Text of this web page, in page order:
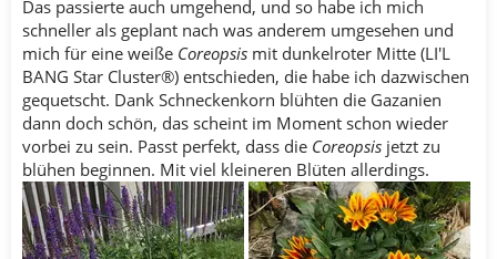
Das passierte auch umgehend, und so habe ich mich
schneller als geplant nach was anderem umgesehen und
mich für eine weiße Coreopsis mit dunkelroter Mitte (LI'L
BANG Star Cluster®) entschieden, die habe ich dazwischen
gequetscht. Dank Schneckenkorn blühten die Gazanien
dann doch schön, das scheint im Moment schon wieder
vorbei zu sein. Passt perfekt, dass die Coreopsis jetzt zu
blühen beginnen. Mit viel kleineren Blüten allerdings.